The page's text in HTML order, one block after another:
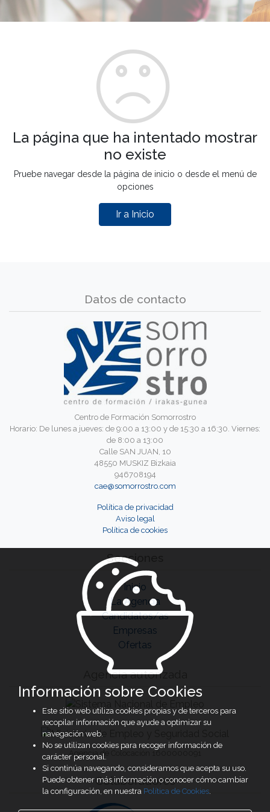
La página que ha intentado mostrar
no existe
Pruebe navegar desde la página de inicio o desde el menú de
opciones
Ir a Inicio
Datos de contacto
Centro de Formación Somorrostro
Horario: De lunes a jueves: de 9:00 a 13:00 y de 15:30 a 16:30. Viernes:
de 8:00 a 13:00
Calle SAN JUAN, 10
48550 MUSKIZ Bizkaia
946708194
cae@somorrostro.com
Política de privacidad
Aviso legal
Política de cookies
Secciones
Inicio
La Agencia
Candidatos/as
Empresas
Ofertas
Agencia autorizada
Agencia de Colocación 1600000091
Colaboradores
Información sobre Cookies
Este sitio web utiliza cookies propias y de terceros para
recopilar información que ayude a optimizar su
navegación web.
No se utilizan cookies para recoger información de
carácter personal.
Si continúa navegando, consideramos que acepta su uso.
Puede obtener más información o conocer cómo cambiar
la configuración, en nuestra Política de Cookies.